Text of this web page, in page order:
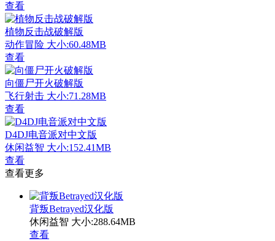
查看
植物反击战破解版
动作冒险 大小:60.48MB
查看
向僵尸开火破解版
飞行射击 大小:71.28MB
查看
D4DJ电音派对中文版
休闲益智 大小:152.41MB
查看
查看更多
背叛Betrayed汉化版
休闲益智 大小:288.64MB
查看